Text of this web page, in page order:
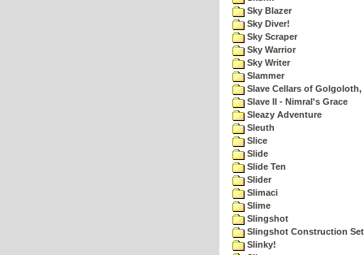
Sky Blazer
Sky Diver!
Sky Scraper
Sky Warrior
Sky Writer
Slammer
Slave Cellars of Golgoloth,
Slave II - Nimral's Grace
Sleazy Adventure
Sleuth
Slice
Slide
Slide Ten
Slider
Slimaci
Slime
Slingshot
Slingshot Construction Set
Slinky!